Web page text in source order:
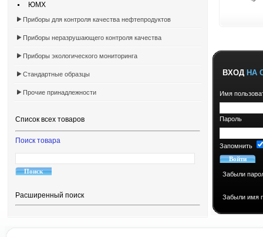
ЮМХ
Приборы для контроля качества нефтепродуктов
Приборы неразрушающего контроля качества
Приборы экологического мониторинга
Стандартные образцы
Прочие принадлежности
Список всех товаров
Поиск товара
Расширенный поиск
ВХОД НА
Имя
Пароль
Запомнить
Забыли
Забыли имя